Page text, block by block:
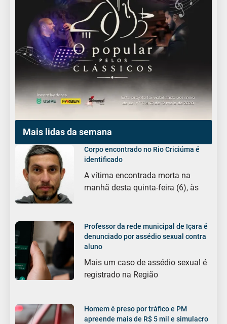
Mais lidas da semana
Corpo encontrado no Rio Criciúma é
identificado
A vítima encontrada morta na
manhã desta quinta-feira (6), às
Professor da rede municipal de Içara é
denunciado por assédio sexual contra
aluno
Mais um caso de assédio sexual é
registrado na Região
Homem é preso por tráfico e PM
apreende mais de R$ 5 mil e simulacro